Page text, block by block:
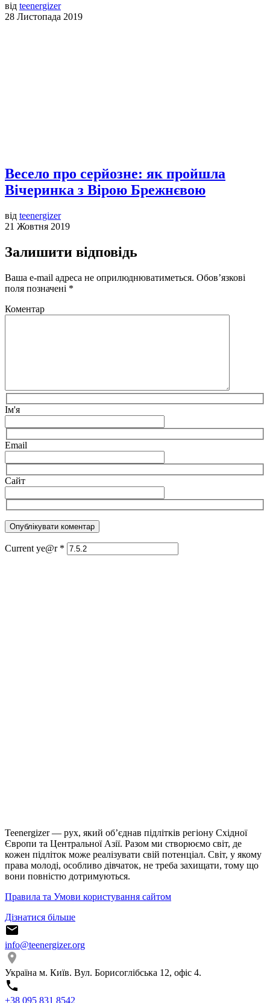
від teenergizer
28 Листопада 2019
Весело про серйозне: як пройшла
Вічеринка з Вірою Брежнєвою
від teenergizer
21 Жовтня 2019
Залишити відповідь
Ваша e-mail адреса не оприлюднюватиметься. Обов’язкові
поля позначені *
Коментар
Ім'я
Email
Сайт
Current ye@r *
Teenergizer — рух, який об’єднав підлітків регіону Східної
Європи та Центральної Азії. Разом ми створюємо світ, де
кожен підліток може реалізувати свій потенціал. Світ, у якому
права молоді, особливо дівчаток, не треба захищати, тому що
вони повністю дотримуються.
Правила та Умови користування сайтом
Дізнатися більше
info@teenergizer.org
Україна м. Київ. Вул. Борисоглібська 12, офіс 4.
⁨+38 095 831 8542⁩